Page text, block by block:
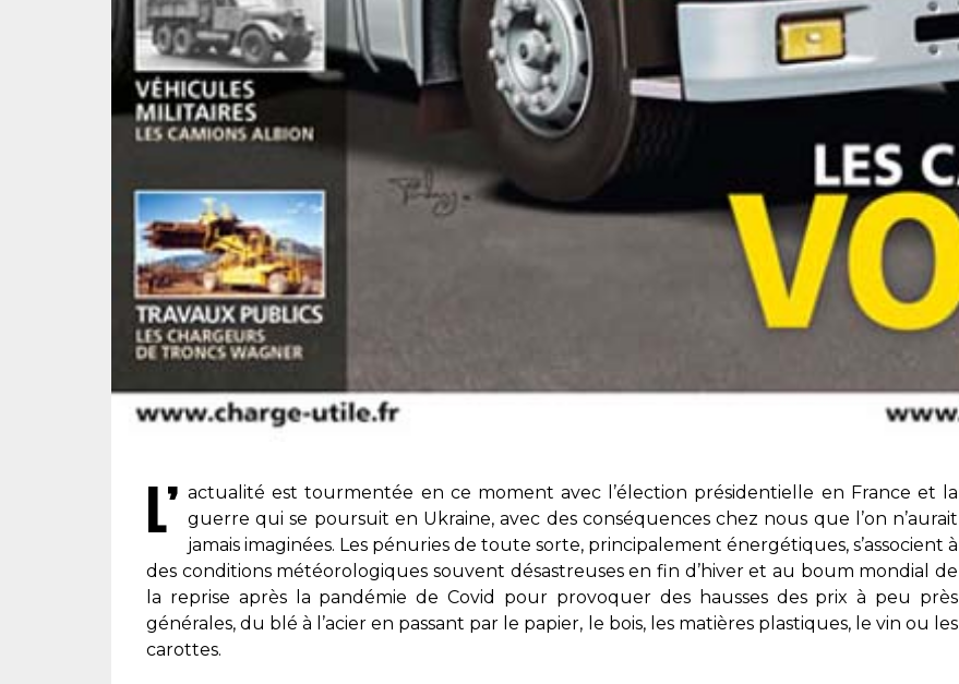
L’ actualité est tourmentée en ce moment avec l’élection présidentielle en France et la
guerre qui se poursuit en Ukraine, avec des conséquences chez nous que l’on n’aurait
jamais imaginées. Les pénuries de toute sorte, principalement énergétiques, s’associent à
des conditions météorologiques souvent désastreuses en fin d’hiver et au boum mondial de
la reprise après la pandémie de Covid pour provoquer des hausses des prix à peu près
générales, du blé à l’acier en passant par le papier, le bois, les matières plastiques, le vin ou les
carottes.